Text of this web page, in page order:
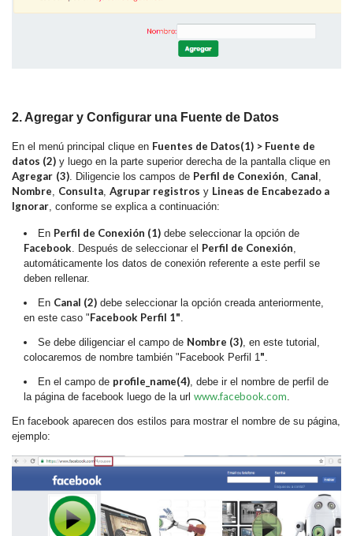
2. Agregar y Configurar una Fuente de Datos
En el menú principal clique en Fuentes de Datos(1) > Fuente de
datos (2) y luego en la parte superior derecha de la pantalla clique en
Agregar (3) . Diligencie los campos de Perfil de Conexión Canal
Nombre Consulta Agrupar registros y Lineas de Encabezado a
Ignorar , conforme se explica a continuación:
En Perfil de Conexión (1) debe seleccionar la opción de
Facebook . Después de seleccionar el Perfil de Conexión
automáticamente los datos de conexión referente a este perfil se
deben rellenar.
En Canal (2) debe seleccionar la opción creada anteriormente,
en este caso "Facebook Perfil 1"
Se debe diligenciar el campo de Nombre (3) , en este tutorial,
colocaremos de nombre también "Facebook Perfil 1 "
En el campo de profile_name(4) , debe ir el nombre de perfil de
la página de facebook luego de la url www.facebook.com
En facebook aparecen dos estilos para mostrar el nombre de su página,
ejemplo: